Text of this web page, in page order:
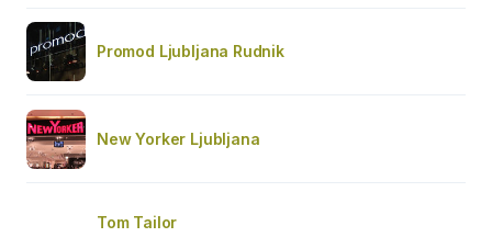
Promod Ljubljana Rudnik
New Yorker Ljubljana
Tom Tailor